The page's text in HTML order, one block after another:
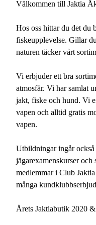
Välkommen till Jaktia
Hos oss hittar du det du
fiskeupplevelse. Gillar
naturen täcker vårt
Vi erbjuder ett bra
atmosfär. Vi har samlat
jakt, fiske och hund. Vi
vapen och alltid gratis
vapen.
Utbildningar ingår
jägarexamenskurser
medlemmar i Club
många
Årets Jaktiabutik 2020